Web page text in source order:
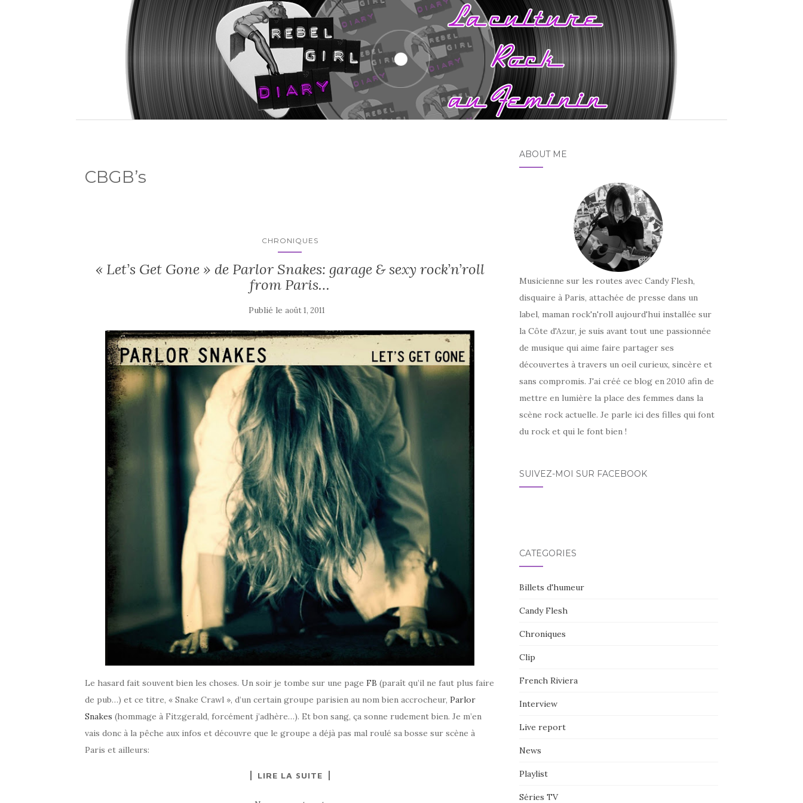
CBGB’s
CHRONIQUES
« Let’s Get Gone » de Parlor Snakes: garage & sexy rock’n’roll
from Paris…
Publié leaoût 1, 2011
Le hasard fait souvent bien les choses. Un soir je tombe sur une page FB (paraît qu’il ne faut plus faire
de pub…) et ce titre, « Snake Crawl », d’un certain groupe parisien au nom bien accrocheur, Parlor
Snakes (hommage à Fitzgerald, forcément j’adhère…). Et bon sang, ça sonne rudement bien. Je m’en
vais donc à la pêche aux infos et découvre que le groupe a déjà pas mal roulé sa bosse sur scène à
Paris et ailleurs:
LIRE LA SUITE
ABOUT ME
Musicienne sur les routes avec Candy Flesh,
disquaire à Paris, attachée de presse dans un
label, maman rock'n'roll aujourd'hui installée sur
la Côte d'Azur, je suis avant tout une passionnée
de musique qui aime faire partager ses
découvertes à travers un oeil curieux, sincère et
sans compromis. J'ai créé ce blog en 2010 afin de
mettre en lumière la place des femmes dans la
scène rock actuelle. Je parle ici des filles qui font
du rock et qui le font bien !
SUIVEZ-MOI SUR FACEBOOK
CATÉGORIES
Billets d'humeur
Candy Flesh
Chroniques
Clip
French Riviera
Interview
Live report
News
Playlist
Séries TV